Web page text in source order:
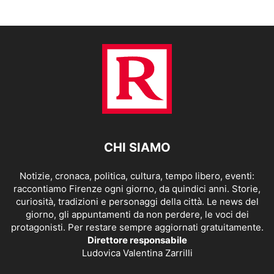
CHI SIAMO
Notizie, cronaca, politica, cultura, tempo libero, eventi:
raccontiamo Firenze ogni giorno, da quindici anni. Storie,
curiosità, tradizioni e personaggi della città. Le news del
giorno, gli appuntamenti da non perdere, le voci dei
protagonisti. Per restare sempre aggiornati gratuitamente.
Direttore responsabile
Ludovica Valentina Zarrilli